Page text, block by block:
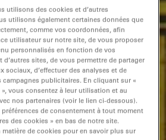
peuvent sembler un
au départ, mais à long terme,
de l’argent grâce à la
ce qui les rend adaptables et
leur modularité, les microscopes
aux besoins de différents types
utilisons des cookies et d’autres
utilisons également certaines données que
comme vos coordonnées, afin
utilisateur sur notre site, de vous proposer
personnalisés en fonction de vos
d’autres sites, de vous permettre de partager
sociaux, d’effectuer des analyses et de
campagnes publicitaires. En cliquant sur «
vous consentez à leur utilisation et au
nos partenaires (voir le lien ci-dessous).
de consentement à tout moment
des cookies » en bas de notre site.
de cookies pour en savoir plus sur